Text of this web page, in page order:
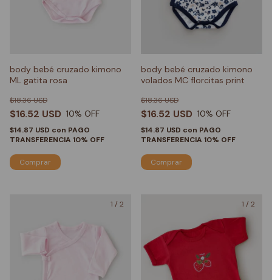
body bebé cruzado kimono
ML gatita rosa
$16.52 USD
$18.36 USD
10% OFF
$14.87 USD con PAGO
TRANSFERENCIA 10% OFF
Comprar
body bebé cruzado kimono
volados MC florcitas print
$16.52 USD
$18.36 USD
10% OFF
$14.87 USD con PAGO
TRANSFERENCIA 10% OFF
Comprar
1 / 2 1 / 2